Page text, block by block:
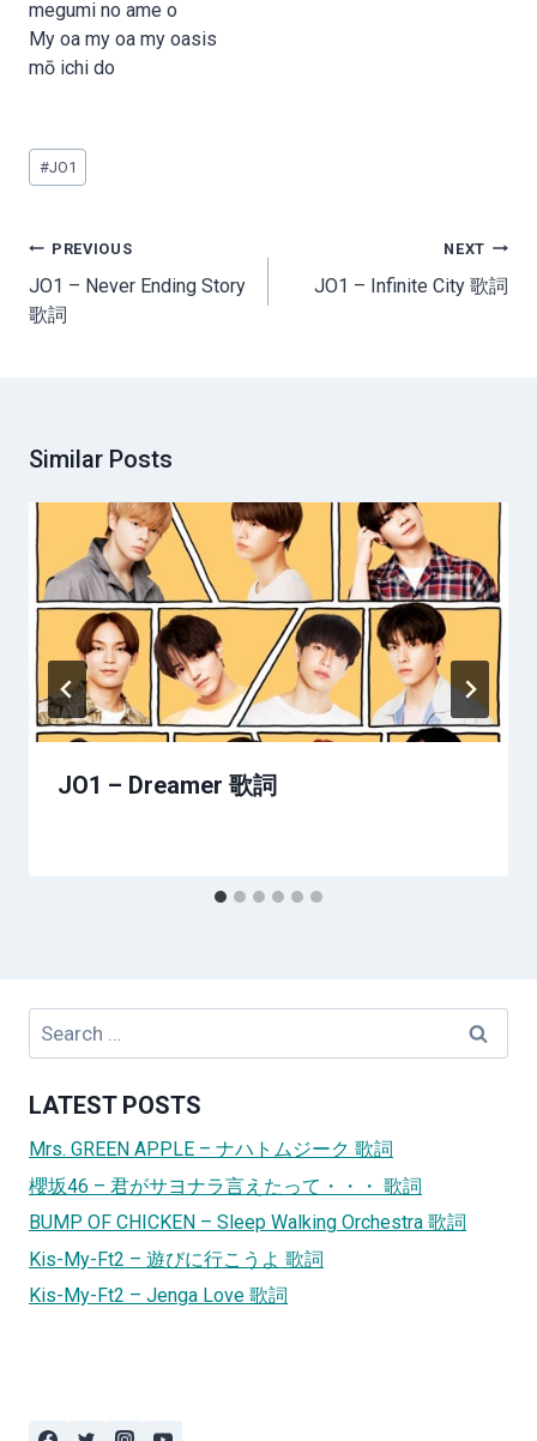
megumi no ame o
My oa my oa my oasis
mō ichi do
Post
Tags:
#JO1
Post
navigation
PREVIOUS
JO1 – Never Ending Story
歌詞
NEXT
JO1 – Infinite City 歌詞
Similar Posts
JO1 – Dreamer 歌詞
Search
LATEST POSTS
Mrs. GREEN APPLE – ナハトムジーク 歌詞
櫻坂46 – 君がサヨナラ言えたって・・・ 歌詞
BUMP OF CHICKEN – Sleep Walking Orchestra 歌詞
Kis-My-Ft2 – 遊びに行こうよ 歌詞
Kis-My-Ft2 – Jenga Love 歌詞